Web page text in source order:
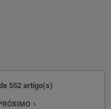
552 artigo(s)
navigate_next